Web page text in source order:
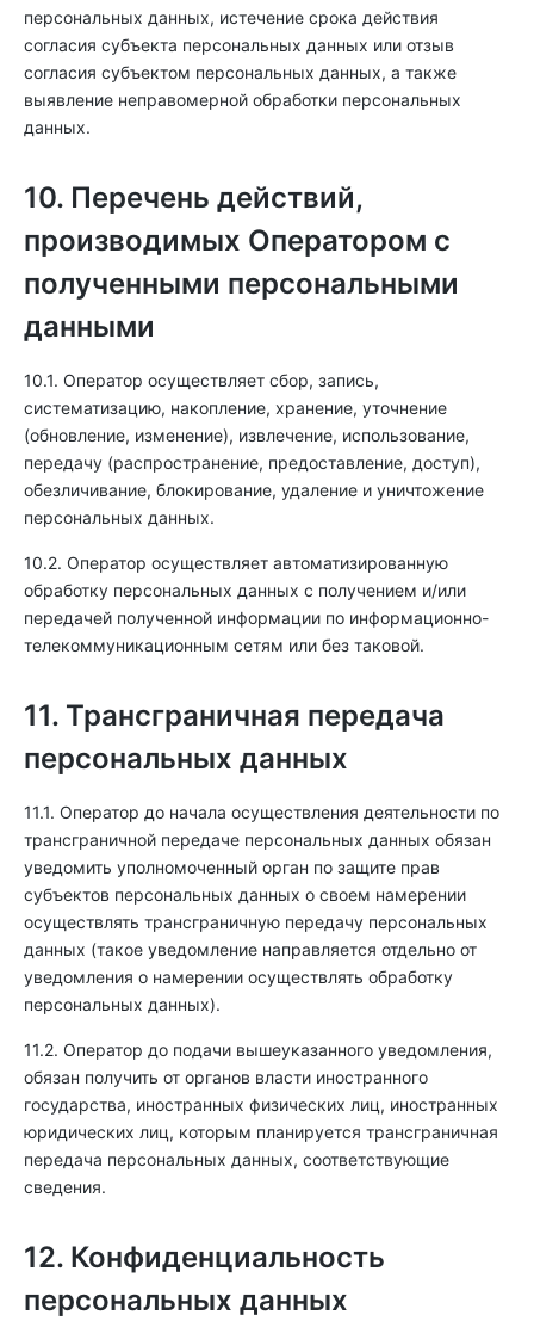
персональных данных, истечение срока действия
согласия субъекта персональных данных или отзыв
согласия субъектом персональных данных, а также
выявление неправомерной обработки персональных
данных.
10. Перечень действий,
производимых Оператором с
полученными персональными
данными
10.1. Оператор осуществляет сбор, запись,
систематизацию, накопление, хранение, уточнение
(обновление, изменение), извлечение, использование,
передачу (распространение, предоставление, доступ),
обезличивание, блокирование, удаление и уничтожение
персональных данных.
10.2. Оператор осуществляет автоматизированную
обработку персональных данных с получением и/или
передачей полученной информации по информационно-
телекоммуникационным сетям или без таковой.
11. Трансграничная передача
персональных данных
11.1. Оператор до начала осуществления деятельности по
трансграничной передаче персональных данных обязан
уведомить уполномоченный орган по защите прав
субъектов персональных данных о своем намерении
осуществлять трансграничную передачу персональных
данных (такое уведомление направляется отдельно от
уведомления о намерении осуществлять обработку
персональных данных).
11.2. Оператор до подачи вышеуказанного уведомления,
обязан получить от органов власти иностранного
государства, иностранных физических лиц, иностранных
юридических лиц, которым планируется трансграничная
передача персональных данных, соответствующие
сведения.
12. Конфиденциальность
персональных данных